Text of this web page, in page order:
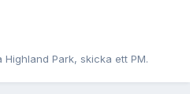
Park, skicka ett PM.